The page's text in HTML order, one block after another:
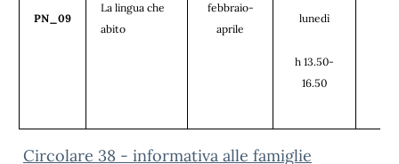
PN_09
La lingua che
abito
febbraio-
aprile
lunedì
h 13.50-
16.50
Circolare 38 - informativa alle famiglie